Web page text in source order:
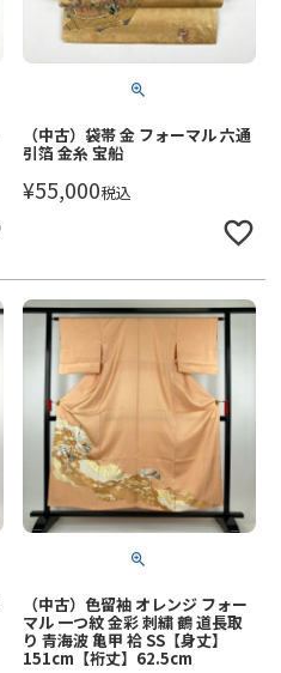
（中古）袋帯 金 フォーマル 六通
引箔 金糸 宝船
¥55,000税込
（中古）色留袖 オレンジ フォー
マル 一つ紋 金彩 刺繍 鶴 道長取
り 青海波 亀甲 袷 SS【身丈】
151cm【裄丈】62.5cm